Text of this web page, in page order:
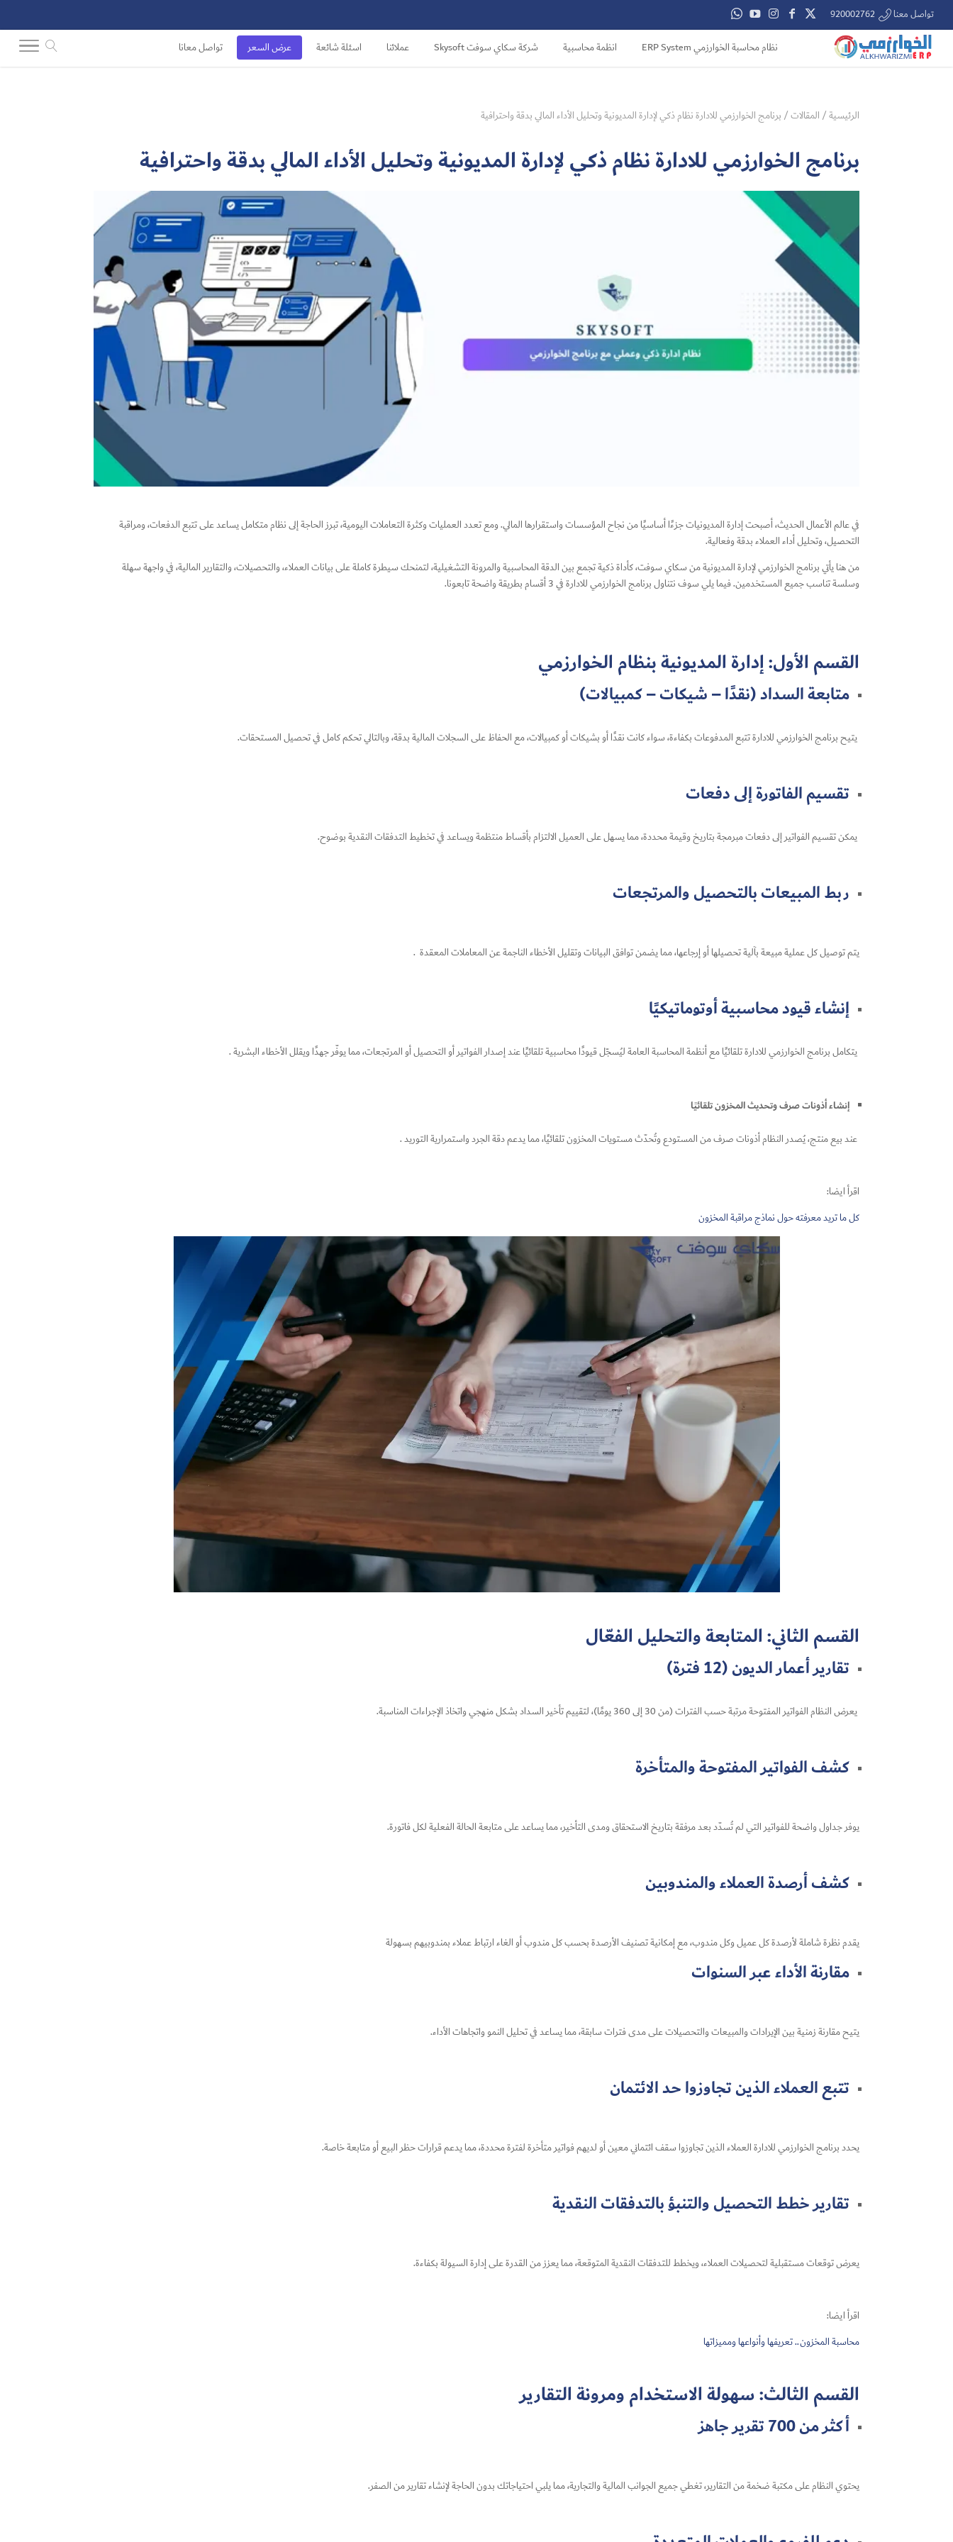
تواصل معنا 920002762
نظام محاسبة الخوارزمي ERP System انظمة محاسبية شركة سكاي سوفت Skysoft عملائنا اسئلة شائعة عرض السعر تواصل معانا
الرئيسية/ المقالات/ برنامج الخوارزمي للادارة نظام ذكي لإدارة المديونية وتحليل الأداء المالي بدقة واحترافية
برنامج الخوارزمي للادارة نظام ذكي لإدارة المديونية وتحليل الأداء المالي بدقة واحترافية
في عالم الأعمال الحديث، أصبحت إدارة المديونيات جزءًا أساسيًا من نجاح المؤسسات واستقرارها المالي. ومع تعدد العمليات وكثرة التعاملات اليومية، تبرز الحاجة إلى نظام متكامل يساعد على تتبع الدفعات، ومراقبة
التحصيل، وتحليل أداء العملاء بدقة وفعالية.
من هنا يأتي برنامج الخوارزمي لإدارة المديونية من سكاي سوفت، كأداة ذكية تجمع بين الدقة المحاسبية والمرونة التشغيلية، لتمنحك سيطرة كاملة على بيانات العملاء، والتحصيلات، والتقارير المالية، في واجهة سهلة
وسلسة تناسب جميع المستخدمين. فيما يلي سوف نتناول برنامج الخوارزمي للادارة في 3 أقسام بطريقة واضحة تابعونا.
القسم الأول: إدارة المديونية بنظام الخوارزمي
متابعة السداد (نقدًا – شيكات – كمبيالات)
يتيح برنامج الخوارزمي للادارة تتبع المدفوعات بكفاءة، سواء كانت نقدًا أو بشيكات أو كمبيالات، مع الحفاظ على السجلات المالية بدقة، وبالتالي تحكم كامل في تحصيل المستحقات.
تقسيم الفاتورة إلى دفعات
يمكن تقسيم الفواتير إلى دفعات مبرمجة بتاريخ وقيمة محددة، مما يسهل على العميل الالتزام بأقساط منتظمة ويساعد في تخطيط التدفقات النقدية بوضوح.
ربط المبيعات بالتحصيل والمرتجعات
يتم توصيل كل عملية مبيعة بآلية تحصيلها أو إرجاعها، مما يضمن توافق البيانات وتقليل الأخطاء الناجمة عن المعاملات المعقدة .
إنشاء قيود محاسبية أوتوماتيكيًا
يتكامل برنامج الخوارزمي للادارة تلقائيًا مع أنظمة المحاسبة العامة ليُسجّل قيودًا محاسبية تلقائيًا عند إصدار الفواتير أو التحصيل أو المرتجعات، مما يوفّر جهدًا ويقلل الأخطاء البشرية .
إنشاء أذونات صرف وتحديث المخزون تلقائيًا
عند بيع منتج، يُصدر النظام أذونات صرف من المستودع وتُحدّث مستويات المخزون تلقائيًا، مما يدعم دقة الجرد واستمرارية التوريد .
اقرأ ايضا:
كل ما تريد معرفته حول نماذج مراقبة المخزون
القسم الثاني: المتابعة والتحليل الفعّال
تقارير أعمار الديون (12 فترة)
يعرض النظام الفواتير المفتوحة مرتبة حسب الفترات (من 30 إلى 360 يومًا)، لتقييم تأخير السداد بشكل منهجي واتخاذ الإجراءات المناسبة.
كشف الفواتير المفتوحة والمتأخرة
يوفر جداول واضحة للفواتير التي لم تُسدّد بعد مرفقة بتاريخ الاستحقاق ومدى التأخير، مما يساعد على متابعة الحالة الفعلية لكل فاتورة.
كشف أرصدة العملاء والمندوبين
يقدم نظرة شاملة لأرصدة كل عميل وكل مندوب، مع إمكانية تصنيف الأرصدة بحسب كل مندوب أو الغاء ارتباط عملاء بمندوبيهم بسهولة
مقارنة الأداء عبر السنوات
يتيح مقارنة زمنية بين الإيرادات والمبيعات والتحصيلات على مدى فترات سابقة، مما يساعد في تحليل النمو واتجاهات الأداء.
تتبع العملاء الذين تجاوزوا حد الائتمان
يحدد برنامج الخوارزمي للادارة العملاء الذين تجاوزوا سقف ائتماني معين أو لديهم فواتير متأخرة لفترة محددة، مما يدعم قرارات حظر البيع أو متابعة خاصة.
تقارير خطط التحصيل والتنبؤ بالتدفقات النقدية
يعرض توقعات مستقبلية لتحصيلات العملاء، ويخطط للتدفقات النقدية المتوقعة، مما يعزز من القدرة على إدارة السيولة بكفاءة.
اقرأ ايضا:
محاسبة المخزون​.. تعريفها وأنواعها ومميزاتها
القسم الثالث: سهولة الاستخدام ومرونة التقارير
أكثر من 700 تقرير جاهز
يحتوي النظام على مكتبة ضخمة من التقارير، تغطي جميع الجوانب المالية والتجارية، مما يلبي احتياجاتك بدون الحاجة لإنشاء تقارير من الصفر.